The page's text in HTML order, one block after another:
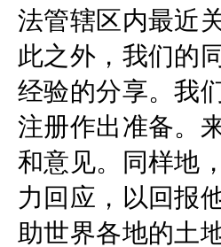
法管辖区内最近
此之外，我们的
经验的分享。我
注册作出准备。
和意见。同样地
力回应，以回报
助世界各地的土